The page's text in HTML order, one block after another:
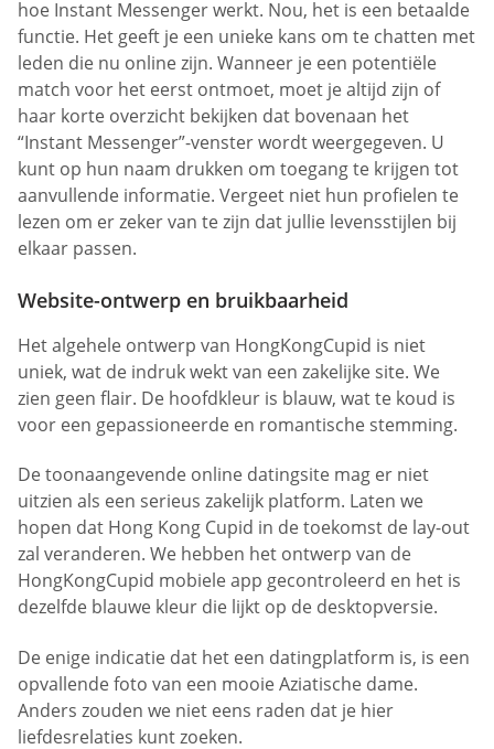
hoe Instant Messenger werkt. Nou, het is een betaalde
functie. Het geeft je een unieke kans om te chatten met
leden die nu online zijn. Wanneer je een potentiële
match voor het eerst ontmoet, moet je altijd zijn of
haar korte overzicht bekijken dat bovenaan het
“Instant Messenger”-venster wordt weergegeven. U
kunt op hun naam drukken om toegang te krijgen tot
aanvullende informatie. Vergeet niet hun profielen te
lezen om er zeker van te zijn dat jullie levensstijlen bij
elkaar passen.
Website-ontwerp en bruikbaarheid
Het algehele ontwerp van HongKongCupid is niet
uniek, wat de indruk wekt van een zakelijke site. We
zien geen flair. De hoofdkleur is blauw, wat te koud is
voor een gepassioneerde en romantische stemming.
De toonaangevende online datingsite mag er niet
uitzien als een serieus zakelijk platform. Laten we
hopen dat Hong Kong Cupid in de toekomst de lay-out
zal veranderen. We hebben het ontwerp van de
HongKongCupid mobiele app gecontroleerd en het is
dezelfde blauwe kleur die lijkt op de desktopversie.
De enige indicatie dat het een datingplatform is, is een
opvallende foto van een mooie Aziatische dame.
Anders zouden we niet eens raden dat je hier
liefdesrelaties kunt zoeken.